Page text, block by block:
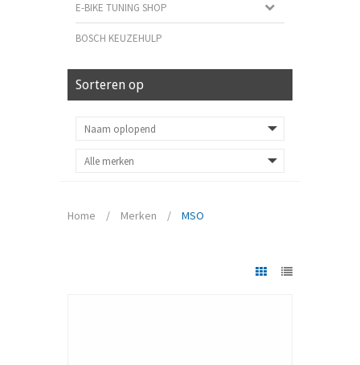
E-BIKE TUNING SHOP
BOSCH KEUZEHULP
Sorteren op
Home / Merken / MSO